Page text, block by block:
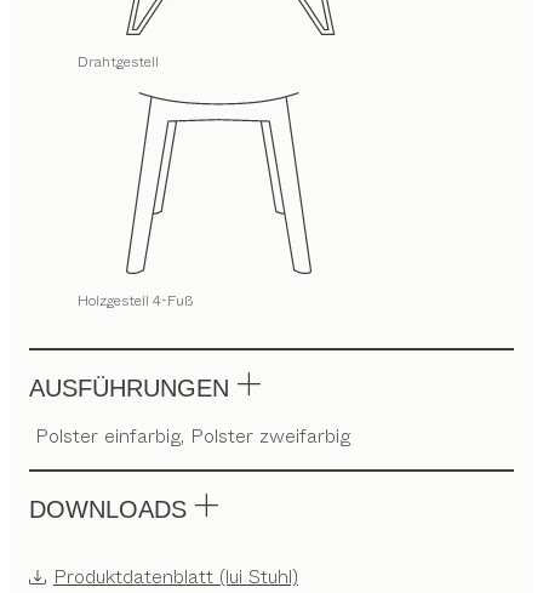
Drahtgestell
Holzgestell 4-Fuß
AUSFÜHRUNGEN
Polster einfarbig, Polster zweifarbig
DOWNLOADS
Produktdatenblatt (lui Stuhl)